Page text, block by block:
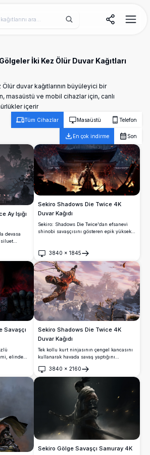
İki Kez Ölür Duvar Kağıtları
duvar kağıtlarının büyüleyici bir
masaüstü ve mobil cihazlar için, canlı
içerir
Tüm Cihazlar Masaüstü Telefon
En çok indirme Son
Ay Işığı
devasa
siluet
antik
dramatik
özünü
Sekiro Shadows Die Twice 4K
Duvar Kağıdı
Sekiro: Shadows Die Twice'dan efsanevi
shinobi savaşçısını gösteren epik yüksek
çarpıcı 4K detay ve sinematik ışık
atmosferini yakalıyor.
3840 × 1845
Aç
Savaşçı
elinde
sert
4K
Sekiro Shadows Die Twice 4K
Duvar Kağıdı
Tek kollu kurt ninjasının çengel kancasını
kullanarak havada savaş yaptığını
duvar kağıdı. Geleneksel mimari ve karla
kaplı arazi ile güzel Japon manzarasına
karşı dramatik bir gün batımı gökyüzü
3840 × 2160
Aç
Sekiro Gölge Savaşçı Samuray 4K